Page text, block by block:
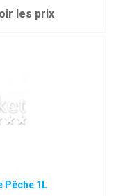
les prix
Pêche 1L